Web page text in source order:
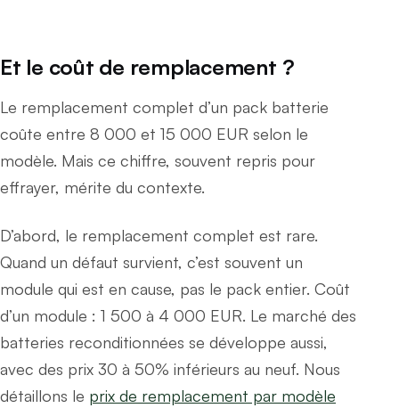
Et le coût de remplacement ?
Le remplacement complet d’un pack batterie
coûte entre 8 000 et 15 000 EUR selon le
modèle. Mais ce chiffre, souvent repris pour
effrayer, mérite du contexte.
D’abord, le remplacement complet est rare.
Quand un défaut survient, c’est souvent un
module qui est en cause, pas le pack entier. Coût
d’un module : 1 500 à 4 000 EUR. Le marché des
batteries reconditionnées se développe aussi,
avec des prix 30 à 50% inférieurs au neuf. Nous
détaillons le prix de remplacement par modèle